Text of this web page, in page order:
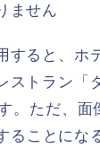
ません
すると、ホ
ストラン「
。ただ、面
ることにな